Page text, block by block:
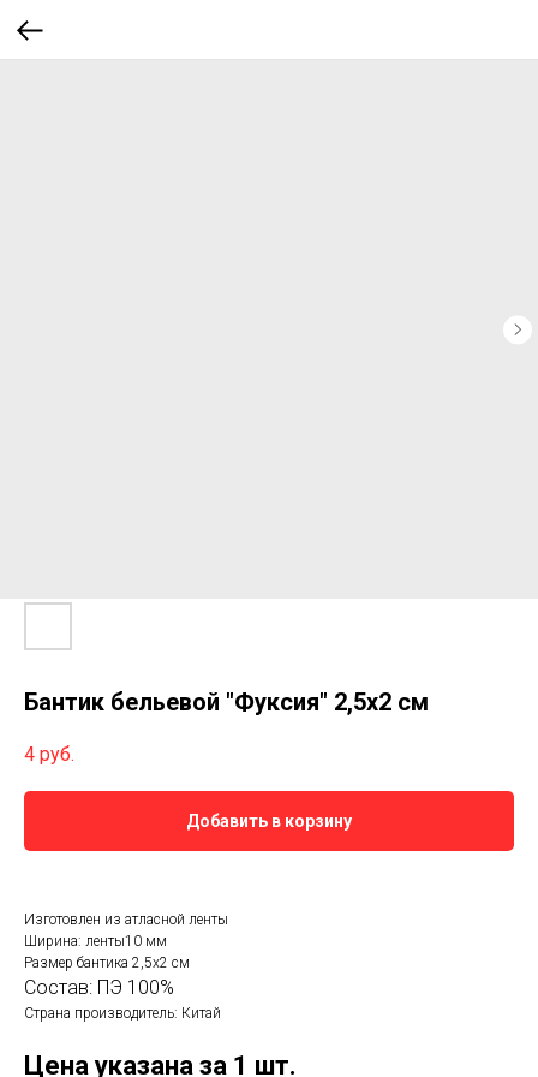
Бантик бельевой "Фуксия" 2,5х2 см
4 руб.
Добавить в корзину
Изготовлен из атласной ленты
Ширина: ленты10 мм
Размер бантика 2,5х2 см
Состав: ПЭ 100%
Страна производитель: Китай
Цена указана за 1 шт.